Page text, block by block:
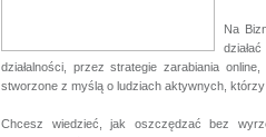
Na
działalności, przez strategie zarabiania
stworzone z myślą o ludziach aktywnych,
Chcesz wiedzieć, jak oszczędzać bez